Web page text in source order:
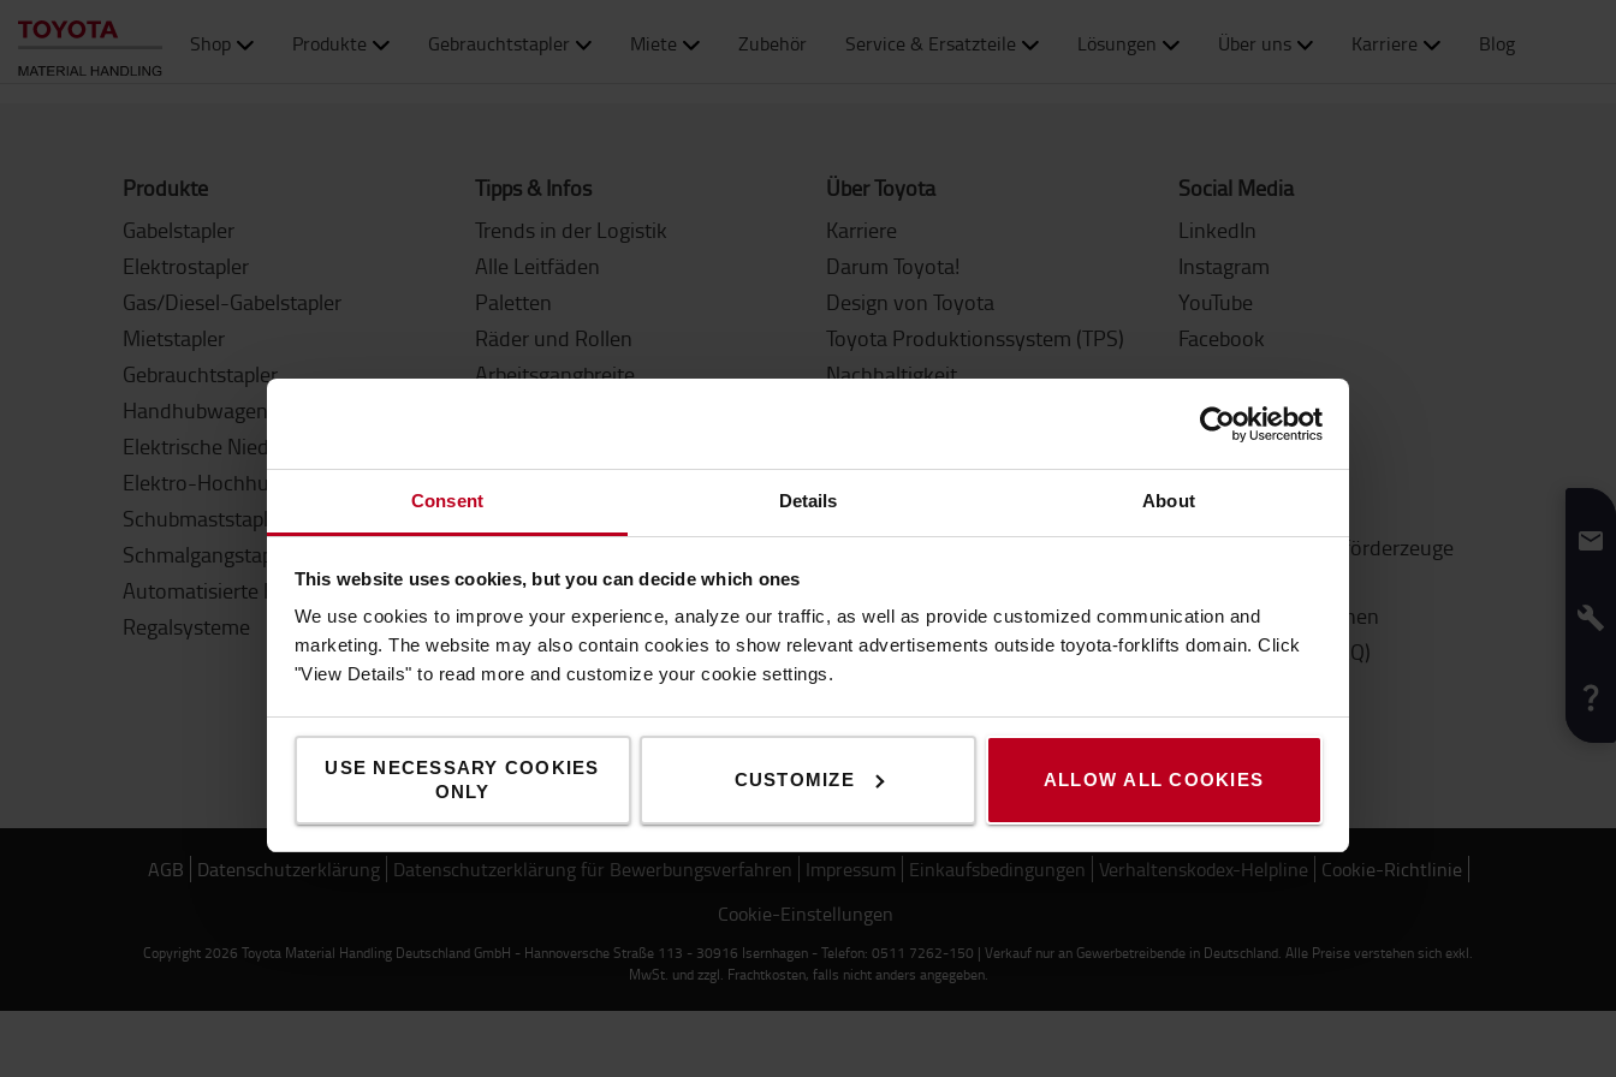
Consent Details About
This website uses cookies, but you can decide which ones
We use cookies to improve your experience, analyze our traffic, as well as provide customized communication and
marketing. The website may also contain cookies to show relevant advertisements outside toyota-forklifts domain. Click
"View Details" to read more and customize your cookie settings.
USE NECESSARY COOKIES
ONLY
CUSTOMIZE ALLOW ALL COOKIES
Shop Produkte Gebrauchtstapler Miete Zubehör Service & Ersatzteile Lösungen Über uns Karriere Blog
Produkte
Gabelstapler
Elektrostapler
Gas/Diesel-Gabelstapler
Mietstapler
Gebrauchtstapler
Handhubwagen
Elektrische Niederhubwagen
Elektro-Hochhubwagen
Schubmaststapler
Schmalgangstapler
Automatisierte Flurförderzeuge
Regalsysteme
Tipps & Infos
Trends in der Logistik
Alle Leitfäden
Paletten
Räder und Rollen
Arbeitsgangbreite
Über Toyota
Karriere
Darum Toyota!
Design von Toyota
Toyota Produktionssystem (TPS)
Nachhaltigkeit
Social Media
LinkedIn
Instagram
YouTube
Facebook
Kundenservice
Toyota Service
Newsletter
So kaufen Sie Flurförderzeuge
Staplerschein machen
Häufige Fragen (FAQ)
AGB Datenschutzerklärung Datenschutzerklärung für Bewerbungsverfahren Impressum Einkaufsbedingungen Verhaltenskodex-Helpline Cookie-Richtlinie
Cookie-Einstellungen
Copyright 2026 Toyota Material Handling Deutschland GmbH - Hannoversche Straße 113 - 30916 Isernhagen - Telefon: 0511 7262-150 | Verkauf nur an Gewerbetreibende in Deutschland. Alle Preise verstehen sich exkl.
MwSt. und zzgl. Frachtkosten, falls nicht anders angegeben.